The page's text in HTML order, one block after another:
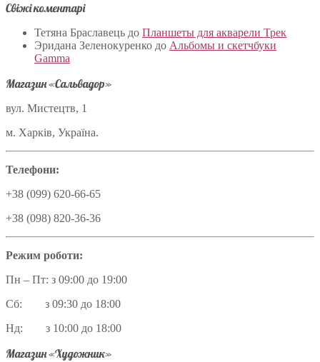
Свіжі коментарі
Тетяна Браславець до Планшеты для акварели Трек
Эридана Зеленокуренко до Альбомы и скетчбуки
Gamma
Магазин «Сальвадор»
вул. Мистецтв, 1
м. Харків, Україна.
Телефони:
+38 (099) 620-66-65
+38 (098) 820-36-36
Режим роботи:
Пн – Пт: з 09:00 до 19:00
Сб: з 09:30 до 18:00
Нд: з 10:00 до 18:00
Магазин «Художник»